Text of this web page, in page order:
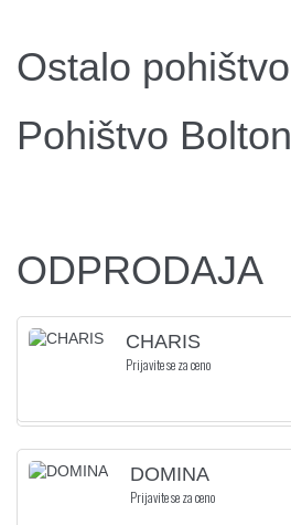
Ostalo pohištvo
Pohištvo Bolton
ODPRODAJA
CHARIS
Prijavite se za ceno
DOMINA
Prijavite se za ceno